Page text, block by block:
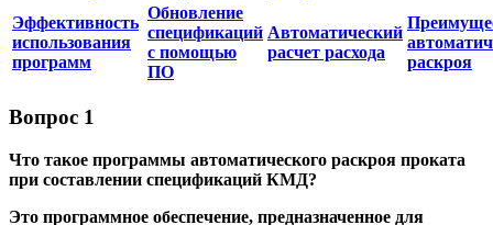
Эффективность
использования
программ
Обновление
спецификаций
с помощью
ПО
Автоматический
расчет расхода
раскроя
Вопрос 1
Что такое программы автоматического раскроя проката
при составлении спецификаций КМД?
Это программное обеспечение, предназначенное для